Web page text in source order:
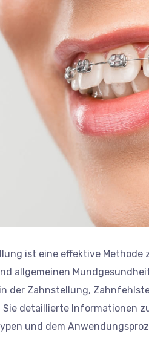
ist eine effektive Methode
allgemeinen
der Zahnstellung,
detaillierte Informationen
und dem